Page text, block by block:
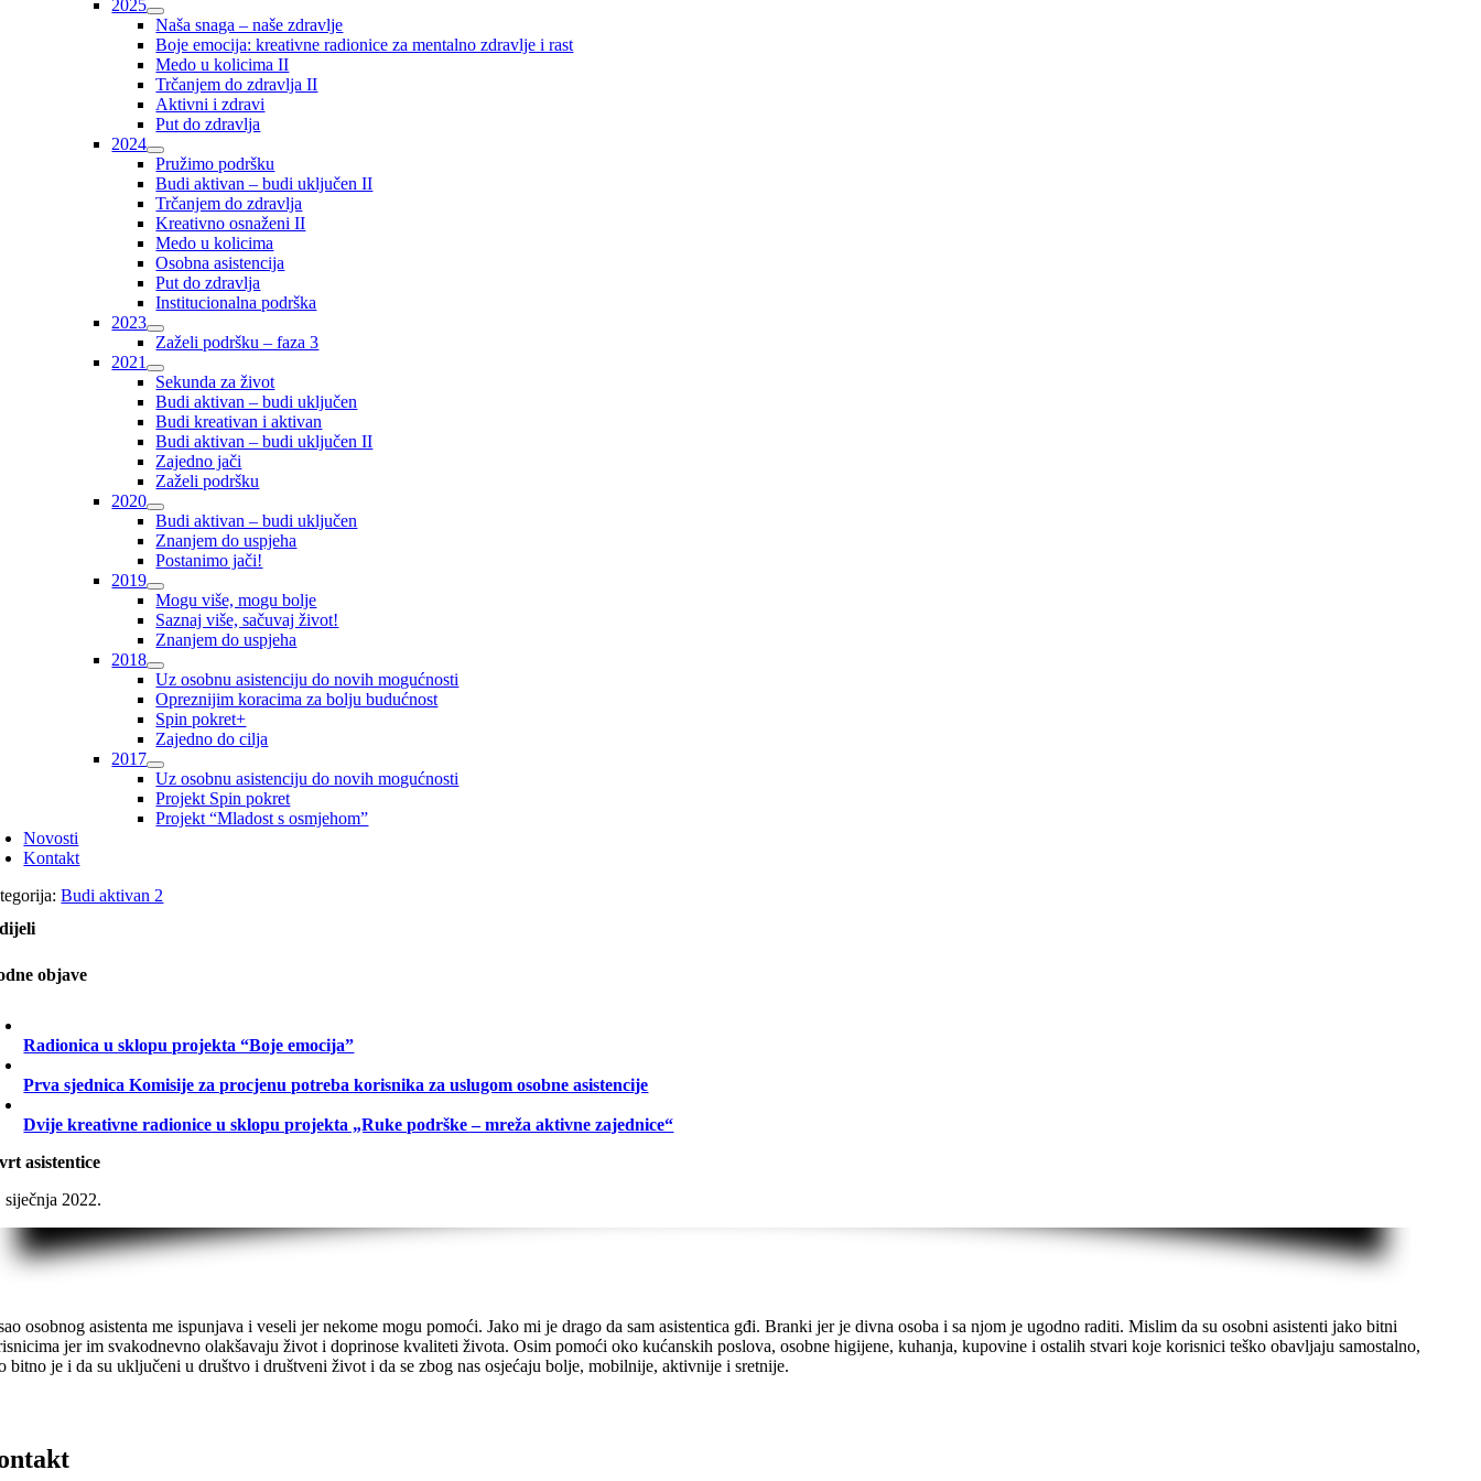
2025
Naša snaga – naše zdravlje
Boje emocija: kreativne radionice za mentalno zdravlje i rast
Medo u kolicima II
Trčanjem do zdravlja II
Aktivni i zdravi
Put do zdravlja
2024
Pružimo podršku
Budi aktivan – budi uključen II
Trčanjem do zdravlja
Kreativno osnaženi II
Medo u kolicima
Osobna asistencija
Put do zdravlja
Institucionalna podrška
2023
Zaželi podršku – faza 3
2021
Sekunda za život
Budi aktivan – budi uključen
Budi kreativan i aktivan
Budi aktivan – budi uključen II
Zajedno jači
Zaželi podršku
2020
Budi aktivan – budi uključen
Znanjem do uspjeha
Postanimo jači!
2019
Mogu više, mogu bolje
Saznaj više, sačuvaj život!
Znanjem do uspjeha
2018
Uz osobnu asistenciju do novih mogućnosti
Opreznijim koracima za bolju budućnost
Spin pokret+
Zajedno do cilja
2017
Uz osobnu asistenciju do novih mogućnosti
Projekt Spin pokret
Projekt “Mladost s osmjehom”
Novosti
Kontakt
Budi aktivan 2
objave
Radionica u sklopu projekta “Boje emocija”
Prva sjednica Komisije za procjenu potreba korisnika za uslugom osobne asistencije
Dvije kreativne radionice u sklopu projekta „Ruke podrške – mreža aktivne zajednice“
asistentice
siječnja 2022.
osobnog asistenta me ispunjava i veseli jer nekome mogu pomoći. Jako mi je drago da sam asistentica gđi. Branki jer je divna osoba i sa njom je ugodno raditi. Mislim da su osobni asistenti jako bitni
jer im svakodnevno olakšavaju život i doprinose kvaliteti života. Osim pomoći oko kućanskih poslova, osobne higijene, kuhanja, kupovine i ostalih stvari koje korisnici teško obavljaju samostalno,
bitno je i da su uključeni u društvo i društveni život i da se zbog nas osjećaju bolje, mobilnije, aktivnije i sretnije.